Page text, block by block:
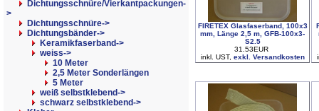
Dichtungsschnüre/Vierkantpackungen-
>
Dichtungsschnüre->
Dichtungsbänder->
Keramikfaserband->
weiss->
10 Meter
2,5 Meter Sonderlängen
5 Meter
weiß selbstklebend->
schwarz selbstklebend->
FIRETEX Glasfaserband, 100x3
mm, Länge 2,5 m, GFB-100x3-
S2.5
31.53EUR
inkl. UST, exkl. Versandkosten